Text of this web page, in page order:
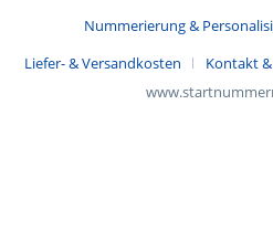
Nummerierung &
Liefer- & Versandkosten
Kontakt